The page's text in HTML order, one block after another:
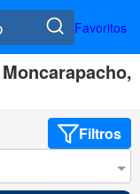
Favoritos
Filtros